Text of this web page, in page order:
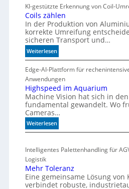
h
t
h
e
m
i
c
h
e
ä
e
d
k
s
t
r
t
ü
r
m
t
v
r
i
KI-gestützte Erkennung von Coil-
Coils zählen
In der Produktion von
korrekte Umreifung
sicheren Transport und…
Weiterlesen:
C
o
i
l
s
z
ä
h
l
n
Edge-AI-Plattform für
Anwendungen
Highspeed im Aquarium
Machine Vision hat sich in
fundamental gewandelt. Wo
Cameras…
Weiterlesen:
H
g
s
p
e
Intelligentes Palettenhandling für
Logistik
Mehr Toleranz
Eine gemeinsame Lösung von
verbindet robuste,